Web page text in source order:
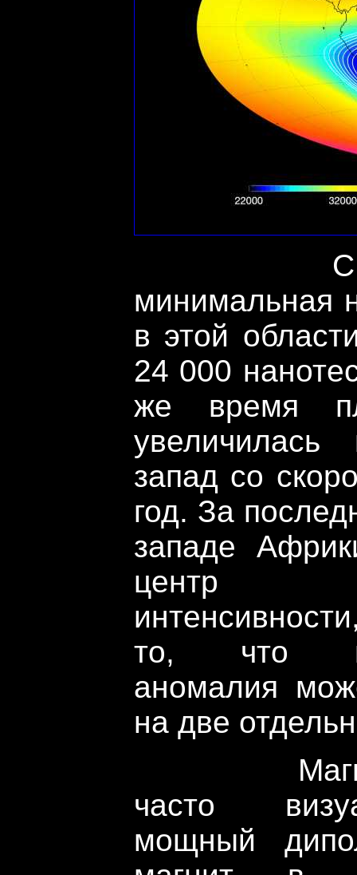
С 1970
минимальная
в этой
24 000
же время
запад со
год. За
западе
центр
то, что
аномалия
на две
часто
мощный